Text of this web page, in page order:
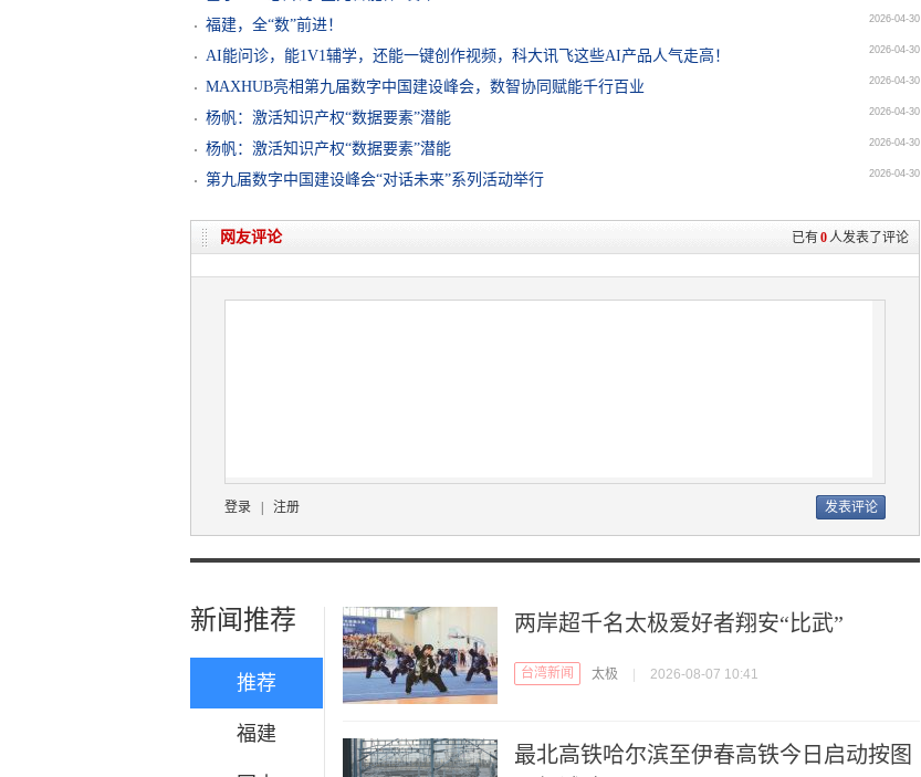
福建，全“数”前进！ 2026-04-30
AI能问诊，能1V1辅学，还能一键创作视频，科大讯飞这些AI产品人气走高！ 2026-04-30
MAXHUB亮相第九届数字中国建设峰会，数智协同赋能千行百业 2026-04-30
杨帆：激活知识产权“数据要素”潜能 2026-04-30
杨帆：激活知识产权“数据要素”潜能 2026-04-30
第九届数字中国建设峰会“对话未来”系列活动举行 2026-04-30
已有0人发表了评论
网友评论
登录 注册
新闻推荐
推荐
福建
两岸超千名太极爱好者翔安“比武”
台湾新闻 太极 2026-08-07 10:41
最北高铁哈尔滨至伊春高铁今日启动按图